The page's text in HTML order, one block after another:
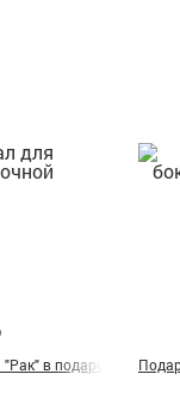
в подарочной